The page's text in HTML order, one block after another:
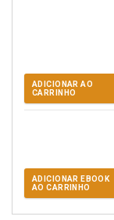
ADICIONAR AO
CARRINHO
ADICIONAR EBOOK
AO CARRINHO